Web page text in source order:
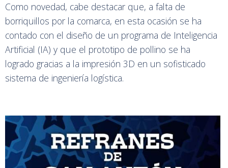
Como novedad, cabe destacar que, a falta de
borriquillos por la comarca, en esta ocasión se ha
contado con el diseño de un programa de Inteligencia
Artificial (IA) y que el prototipo de pollino se ha
logrado gracias a la impresión 3D en un sofisticado
sistema de ingeniería logística.